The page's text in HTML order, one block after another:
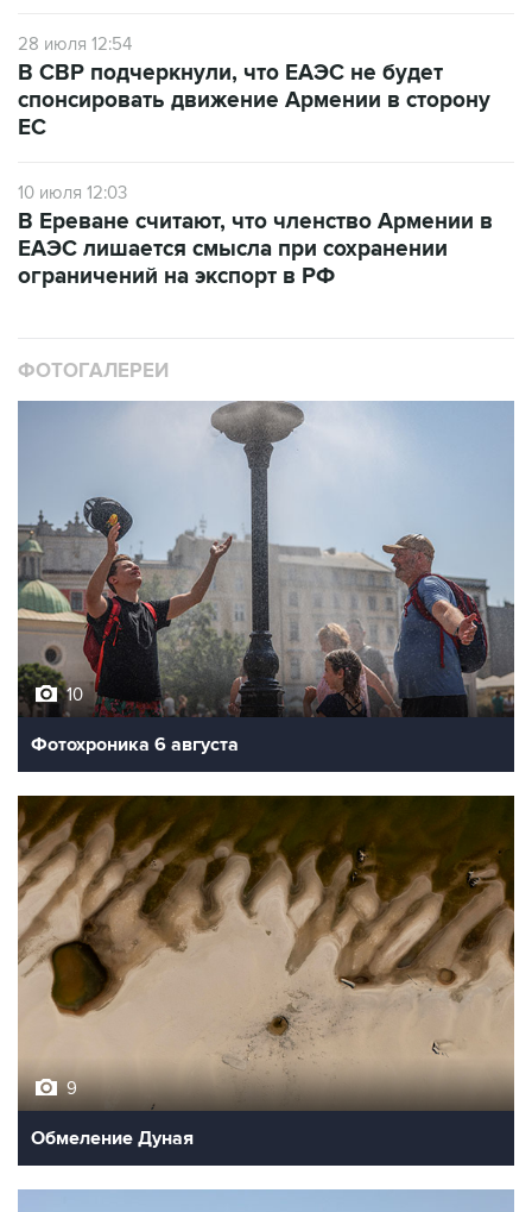
28 июля 12:54
В СВР подчеркнули, что ЕАЭС не будет
спонсировать движение Армении в сторону
ЕС
10 июля 12:03
В Ереване считают, что членство Армении в
ЕАЭС лишается смысла при сохранении
ограничений на экспорт в РФ
ФОТОГАЛЕРЕИ
10
Фотохроника 6 августа
9
Обмеление Дуная